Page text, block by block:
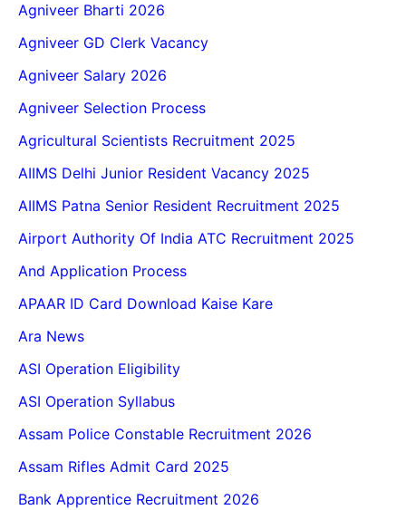
Agniveer Bharti 2026
Agniveer GD Clerk Vacancy
Agniveer Salary 2026
Agniveer Selection Process
Agricultural Scientists Recruitment 2025
AIIMS Delhi Junior Resident Vacancy 2025
AIIMS Patna Senior Resident Recruitment 2025
Airport Authority Of India ATC Recruitment 2025
And Application Process
APAAR ID Card Download Kaise Kare
Ara News
ASI Operation Eligibility
ASI Operation Syllabus
Assam Police Constable Recruitment 2026
Assam Rifles Admit Card 2025
Bank Apprentice Recruitment 2026